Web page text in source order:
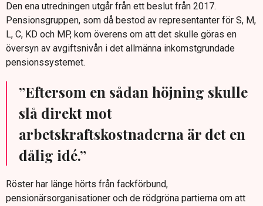
Den ena utredningen utgår från ett beslut från 2017.
Pensionsgruppen, som då bestod av representanter för S, M,
L, C, KD och MP, kom överens om att det skulle göras en
översyn av avgiftsnivån i det allmänna inkomstgrundade
pensionssystemet.
”Eftersom en sådan höjning skulle
slå direkt mot
arbetskraftskostnaderna är det en
dålig idé.”
Röster har länge hörts från fackförbund,
pensionärsorganisationer och de rödgröna partierna om att